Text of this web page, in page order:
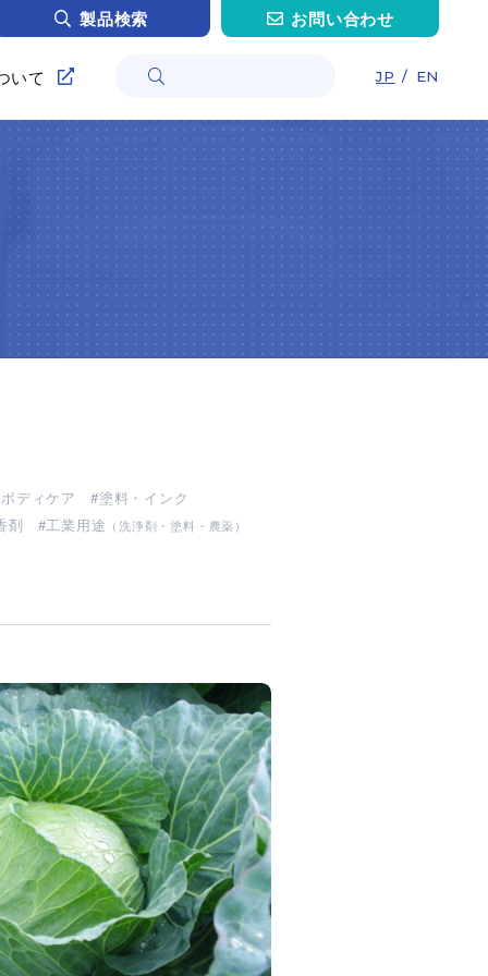
製品検索 お問い合わせ
いて
報
用
用
ンタビュー H.O.さん
ンタビュー C.Z.さん
ンタビュー T.H.さん
ンタビュー Y.M.さん
リー
JP / EN
ボディケア
塗料・インク
剤
工業用途 （洗浄剤・塗料・農薬）